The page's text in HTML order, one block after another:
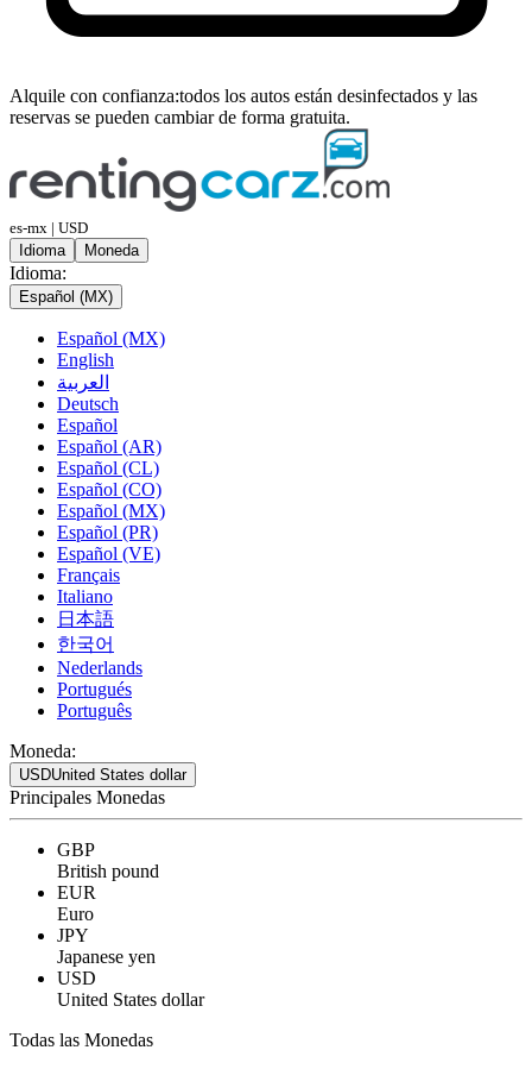
Alquile con confianza:todos los autos están desinfectados y las
reservas se pueden cambiar de forma gratuita.
es-mx | USD
Idioma
Moneda
Idioma:
Español (MX)
Español (MX)
English
العربية
Deutsch
Español
Español (AR)
Español (CL)
Español (CO)
Español (MX)
Español (PR)
Español (VE)
Français
Italiano
日本語
한국어
Nederlands
Portugués
Português
Moneda:
USDUnited States dollar
Principales Monedas
GBP
British pound
EUR
Euro
JPY
Japanese yen
USD
United States dollar
Todas las Monedas